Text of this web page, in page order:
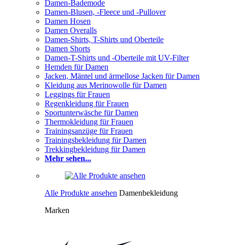
Damen-Bademode
Damen-Blusen, -Fleece und -Pullover
Damen Hosen
Damen Overalls
Damen-Shirts, T-Shirts und Oberteile
Damen Shorts
Damen-T-Shirts und -Oberteile mit UV-Filter
Hemden für Damen
Jacken, Mäntel und ärmellose Jacken für Damen
Kleidung aus Merinowolle für Damen
Leggings für Frauen
Regenkleidung für Frauen
Sportunterwäsche für Damen
Thermokleidung für Frauen
Trainingsanzüge für Frauen
Trainingsbekleidung für Damen
Trekkingbekleidung für Damen
Mehr sehen...
Alle Produkte ansehen Damenbekleidung
Marken